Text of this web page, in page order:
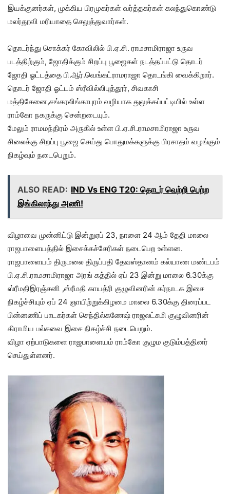
இயக்குனர்கள், முக்கிய பிரமுகர்கள் வர்த்தகர்கள் கலந்துகொண்டு
மலர்தூவி மரியாதை செலுத்துவார்கள்.
தொடர்ந்து சொக்கர் கோவிலில் பி.ஏ.சி. ராமசாமிராஜா உருவ
படத்திற்கும், ஜோதிக்கும் சிறப்பு பூஜைகள் நடத்தப்பட்டு தொடர்
ஜோதி ஓட்டத்தை பி.ஆர்.வெங்கட்ராமராஜா தொடங்கி வைக்கிறார்.
தொடர் ஜோதி ஓட்டம் ஸ்ரீவில்லிபுத்தூர், சிவகாசி
மத்திசேனை,சங்கரலிங்காபுரம் வழியாக துலுக்கப்பட்டியில் உள்ள
ராம்கோ நகருக்கு சென்றடையும்.
மேலும் ராமமந்திரம் அருகில் உள்ள பி.ஏ.சி.ராமசாமிராஜா உருவ
சிலைக்கு சிறப்பு பூஜை செய்து பொதுமக்களுக்கு பிரசாதம் வழங்கும்
நிகழ்வும் நடைபெறும்.
ALSO READ: IND Vs ENG T20: தொடர் வெற்றி பெற்ற
இங்கிலாந்து அணி!
விழாவை முன்னிட்டு இன்றுஏப் 23, நாளை 24 ஆம் தேதி மாலை
ராஜபாளையத்தில் இசைக்கச்சேரிகள் நடைபெற உள்ளன.
ராஜபாளையம் திருமலை திருப்பதி தேவஸ்தானம் கல்யாண மண்டபம்
பி.ஏ.சி.ராமசாமிராஜா அரங் கத்தில் ஏப் 23 இன்று மாலை 6.30க்கு
ஸ்ரீமதிஇரஞ்சனி ,ஸ்ரீமதி காயத்ரி குழுவினரின் கர்நாடக இசை
நிகழ்ச்சியும் ஏப் 24 ஞாயிற்றுக்கிழமை மாலை 6.30க்கு திரைப்பட
பின்னணிப் பாடகர்கள் செந்தில்கணேஷ் ராஜலட்சுமி குழுவினரின்
கிராமிய பல்சுவை இசை நிகழ்ச்சி நடைபெறும்.
விழா ஏற்பாடுகளை ராஜபாளையம் ராம்கோ குழும குடும்பத்தினர்
செய்துள்ளனர்.